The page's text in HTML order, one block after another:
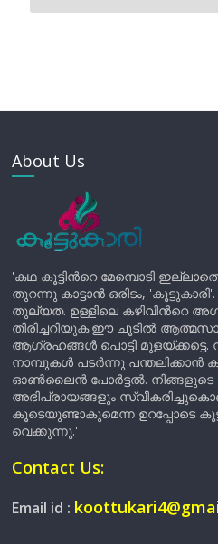
About Us
'കഥ കൂട്ടിന്‍റെ മേമ്പൊടി
തുറന്നു കാട്ടാൻ ഒരിടം,
തുല്യത. ഉള്ളിലെ കഴിവിന്‍റെ
തിരിച്ചറിയുക.ഈ ചൂടിൽ
ആഗ്രഹങ്ങൾ പൊട്ടി മുളയ്ക്കട്ടെ.
നാമ്പുകൾ പടർന്നു പന്തലിക്കാൻ
ഓൺലൈൻ പോർട്ടൽ. നിങ്ങളുടെ
അഭിപ്രായങ്ങളും
കൂടെയുണ്ടാകുമെന്ന ഉറപ്പോടെ
വെക്കുന്നു.'
Contact Us:
Email id :